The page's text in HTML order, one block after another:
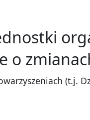
o
(t.j.